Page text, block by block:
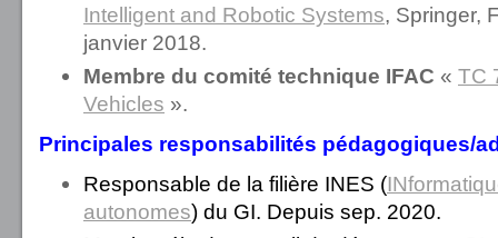
Intelligent and Robotic Systems, Springer,
janvier 2018.
Membre du comité technique IFAC « TC
Vehicles ».
Principales responsabilités pédagogiques/
Responsable de la filière INES (
autonomes) du GI. Depuis sep. 2020.